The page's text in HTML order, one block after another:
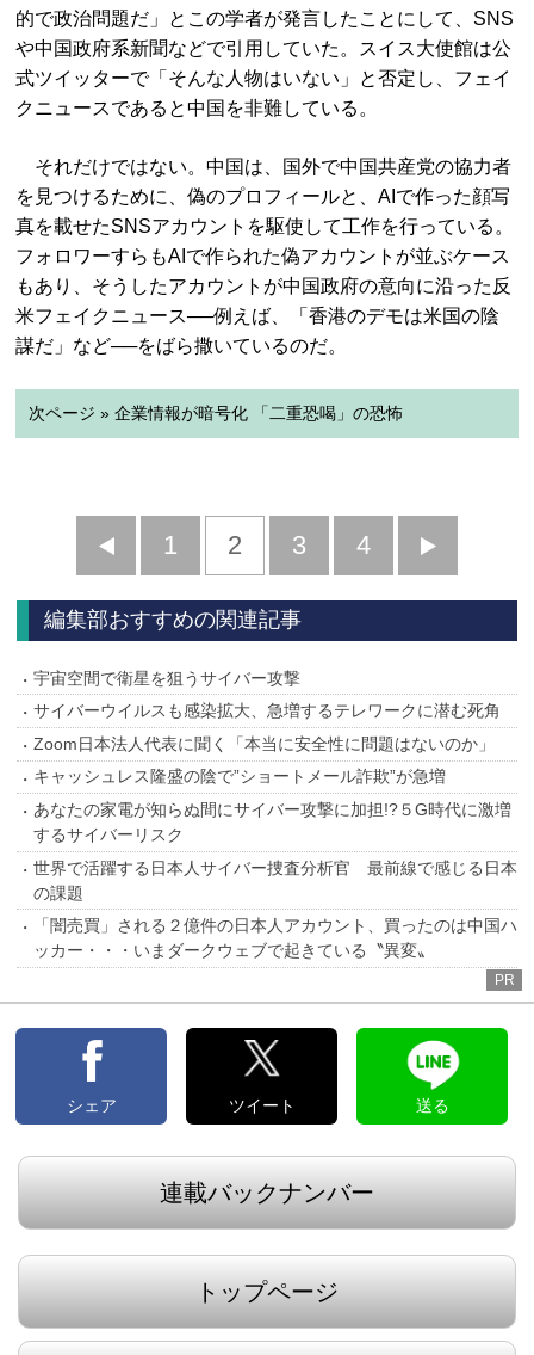
的で政治問題だ」とこの学者が発言したことにして、SNS
や中国政府系新聞などで引用していた。スイス大使館は公
式ツイッターで「そんな人物はいない」と否定し、フェイ
クニュースであると中国を非難している。
それだけではない。中国は、国外で中国共産党の協力者
を見つけるために、偽のプロフィールと、AIで作った顔写
真を載せたSNSアカウントを駆使して工作を行っている。
フォロワーすらもAIで作られた偽アカウントが並ぶケース
もあり、そうしたアカウントが中国政府の意向に沿った反
米フェイクニュース──例えば、「香港のデモは米国の陰
謀だ」など──をばら撒いているのだ。
次ページ » 企業情報が暗号化 「二重恐喝」の恐怖
前
へ
1 2 3 4
へ
編集部おすすめの関連記事
宇宙空間で衛星を狙うサイバー攻撃
サイバーウイルスも感染拡大、急増するテレワークに潜む死角
Zoom日本法人代表に聞く「本当に安全性に問題はないのか」
キャッシュレス隆盛の陰で”ショートメール詐欺”が急増
あなたの家電が知らぬ間にサイバー攻撃に加担!?５G時代に激増
するサイバーリスク
世界で活躍する日本人サイバー捜査分析官 最前線で感じる日本
の課題
「闇売買」される２億件の日本人アカウント、買ったのは中国ハ
ッカー・・・いまダークウェブで起きている〝異変〟
PR
シェア ツイート 送る
連載バックナンバー
トップページ